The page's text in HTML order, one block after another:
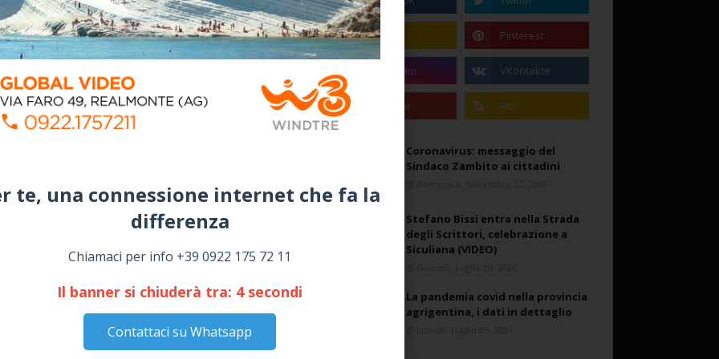
te, una connessione internet che fa la
differenza​
Chiamaci per info +39 0922 175 72 11
Il banner si chiuderà tra: 3secondi
Contattaci su Whatsapp
Coronavirus: messaggio del
Sindaco Zambito ai cittadini
Stefano Bissi entra nella Strada
degli Scrittori, celebrazione a
Siculiana (VIDEO)
La pandemia covid nella provincia
agrigentina, i dati in dettaglio